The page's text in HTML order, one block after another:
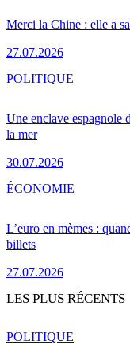
Merci la Chine : elle a
27.07.2026
Une enclave espagnole
la mer
30.07.2026
POLITIQUE
L’euro en mèmes :
billets
27.07.2026
ÉCONOMIE
LES PLUS RÉCENTS
POLITIQUE